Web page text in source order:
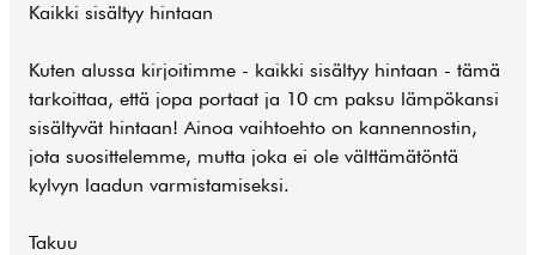
Kaikki sisältyy hintaan
Kuten alussa kirjoitimme - kaikki sisältyy hintaan - tämä
tarkoittaa, että jopa portaat ja 10 cm paksu lämpökansi
sisältyvät hintaan! Ainoa vaihtoehto on kannennostin,
jota suosittelemme, mutta joka ei ole välttämätöntä
kylvyn laadun varmistamiseksi.
Takuu